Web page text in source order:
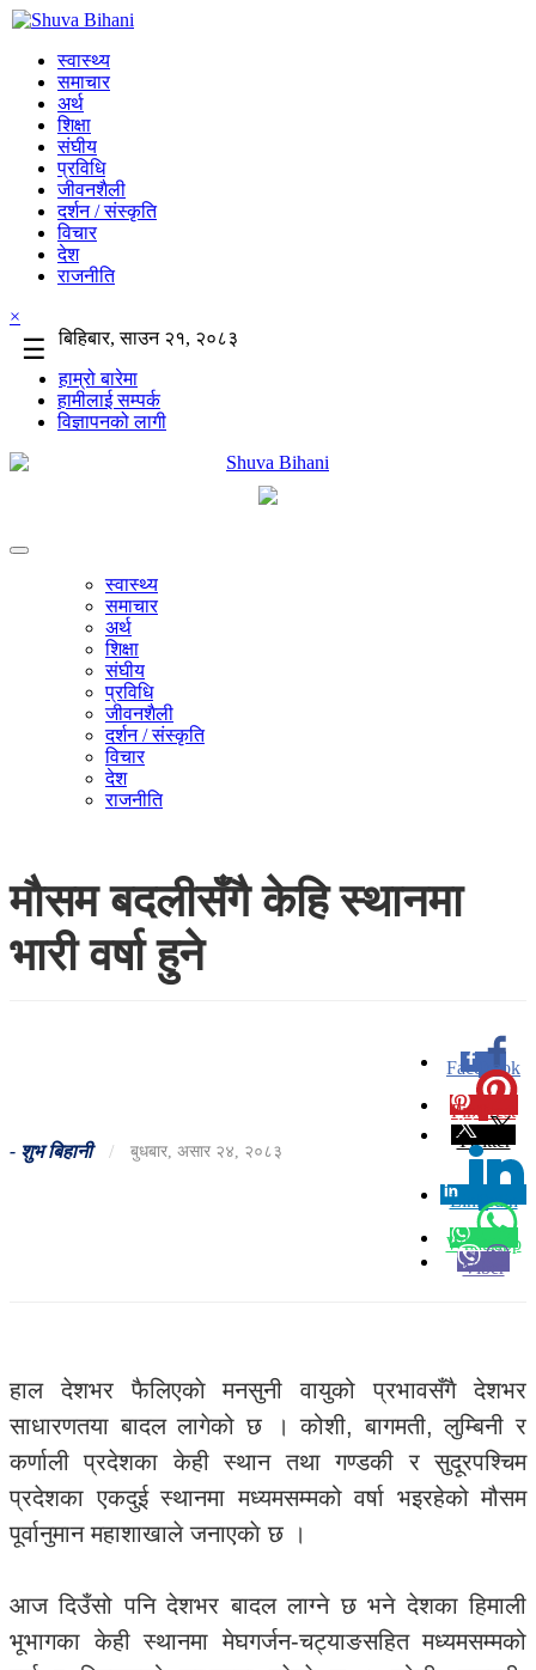
स्वास्थ्य
समाचार
अर्थ
शिक्षा
संघीय
प्रविधि
जीवनशैली
दर्शन / संस्कृति
विचार
देश
राजनीति
×
☰
बिहिबार, साउन २१, २०८३
हाम्रो बारेमा
हामीलाई सम्पर्क
विज्ञापनको लागी
स्वास्थ्य
समाचार
अर्थ
शिक्षा
संघीय
प्रविधि
जीवनशैली
दर्शन / संस्कृति
विचार
देश
राजनीति
माैसम बदलीसँगै केहि स्थानमा
भारी वर्षा हुने
- शुभ बिहानी / बुधबार, असार २४, २०८३
Facebook
0
Pinterest
Twitter
Linkedin
0
Whatsapp
Viber
हाल देशभर फैलिएकाे मनसुनी वायुको प्रभावसँगै देशभर
साधारणतया बादल लागेको छ । कोशी, बागमती, लुम्बिनी र
कर्णाली प्रदेशका केही स्थान तथा गण्डकी र सुदूरपश्चिम
प्रदेशका एकदुई स्थानमा मध्यमसम्मको वर्षा भइरहेको मौसम
पूर्वानुमान महाशाखाले जनाएकाे छ ।
आज दिउँसो पनि देशभर बादल लाग्ने छ भने देशका हिमाली
भूभागका केही स्थानमा मेघगर्जन-चट्याङसहित मध्यमसम्मको